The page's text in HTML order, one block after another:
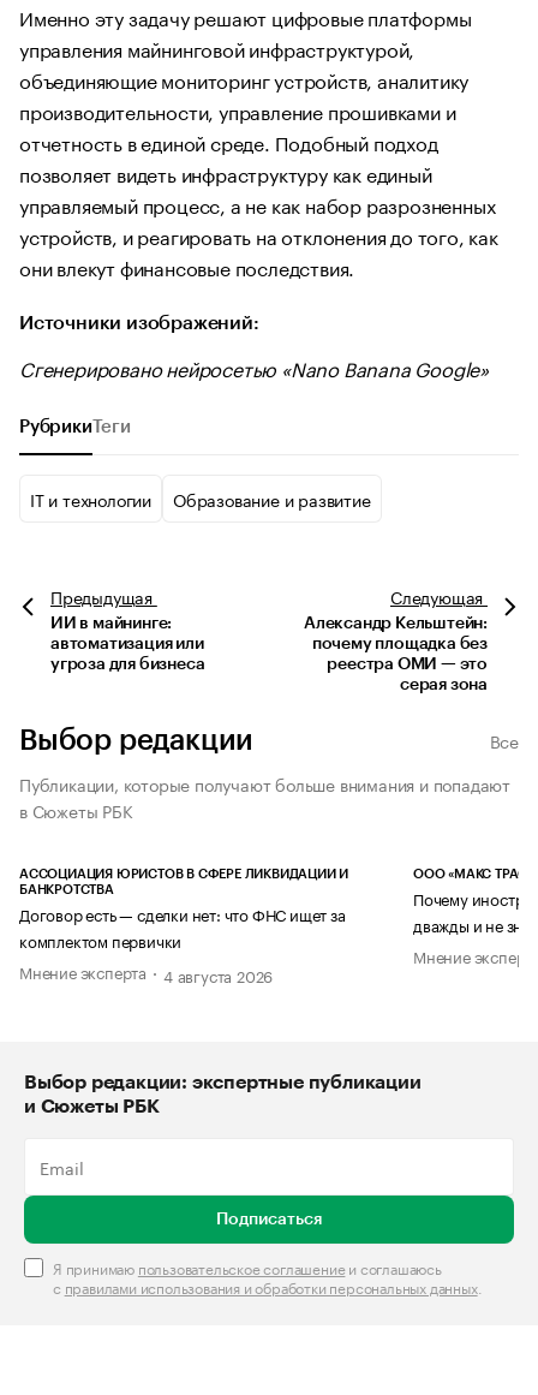
Именно эту задачу решают цифровые платформы
управления майнинговой инфраструктурой,
объединяющие мониторинг устройств, аналитику
производительности, управление прошивками и
отчетность в единой среде. Подобный подход
позволяет видеть инфраструктуру как единый
управляемый процесс, а не как набор разрозненных
устройств, и реагировать на отклонения до того, как
они влекут финансовые последствия.
Источники изображений:
Сгенерировано нейросетью «Nano Banana Google»
Рубрики Теги
IT и технологии Образование и развитие
Предыдущая
ИИ в майнинге:
автоматизация или
угроза для бизнеса
Следующая
Александр Кельштейн:
почему площадка без
реестра ОМИ — это
серая зона
Выбор редакции
Все
Публикации, которые получают больше внимания и попадают
в Сюжеты РБК
АССОЦИАЦИЯ ЮРИСТОВ В СФЕРЕ ЛИКВИДАЦИИ И
БАНКРОТСТВА
Договор есть — сделки нет: что ФНС ищет за
комплектом первички
Мнение эксперта
4 августа 2026
ООО «МАКС ТРАСТ»
Почему
дважды и не
Мнение
Выбор редакции: экспертные публикации
и Сюжеты РБК
Подписаться
Я принимаю пользовательское соглашениеи соглашаюсь
с правилами использования и обработки персональных данных.